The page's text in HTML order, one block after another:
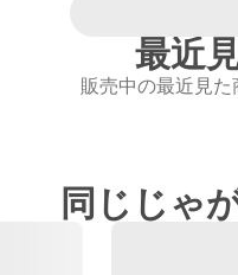
最近
販売中の最近見た
同じじゃ